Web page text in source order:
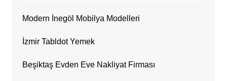
Modern İnegöl Mobilya Modelleri
İzmir Tabldot Yemek
Beşiktaş Evden Eve Nakliyat Firması